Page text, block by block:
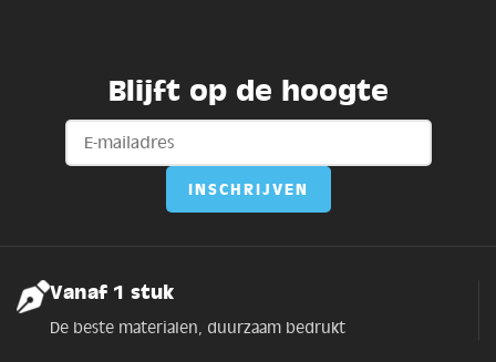
Blijft op de hoogte
Vanaf 1 stuk
De beste materialen, duurzaam bedrukt